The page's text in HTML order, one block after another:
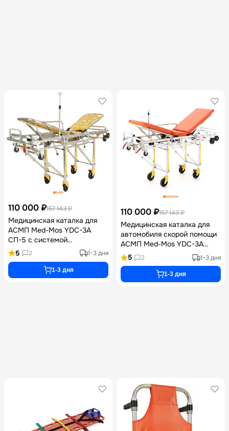
110 000 ₽157 143 ₽
Медицинская каталка для
АСМП Med-Mos YDC-3A
СП-5 с системой
автозагрузки,
гидравлическим приводом,
съемными носилками,
инфузионной стойкой и
5 2 1-3 дня
1-3 дня
110 000 ₽157 143 ₽
Медицинская каталка для
автомобиля скорой помощи
АСМП Med-Mos YDC-3A
СП-1 со съемными
носилками, гидравлическим
приводом, алюминиевым
каркасом и инфузионной
5 2 1-3 дня
1-3 дня